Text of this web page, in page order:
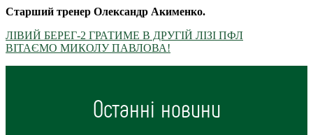
Старший тренер Олександр Акименко.
ЛІВИЙ БЕРЕГ-2 ГРАТИМЕ В ДРУГІЙ ЛІЗІ ПФЛ
ВІТАЄМО МИКОЛУ ПАВЛОВА!
Останні новини